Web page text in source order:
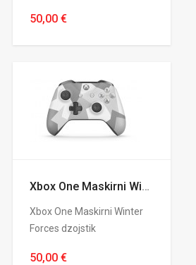
50,00 €
Xbox One Maskirni Winter Forces dzojstik
Xbox One Maskirni Winter
Forces dzojstik
50,00 €